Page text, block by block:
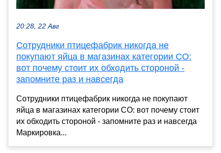
20:28, 22 Авг
Сотрудники птицефабрик никогда не
покупают яйца в магазинах категории СО:
вот почему стоит их обходить стороной -
запомните раз и навсегда
Сотрудники птицефабрик никогда не покупают
яйца в магазинах категории СО: вот почему стоит
их обходить стороной - запомните раз и навсегда
Маркировка...